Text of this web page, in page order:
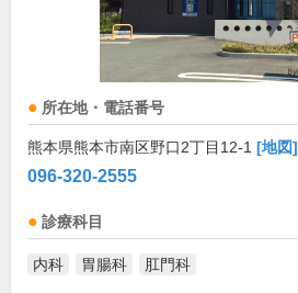
所在地・電話番号
熊本県熊本市南区野口2丁目12-1 [地図]
096-320-2555
診療科目
内科 胃腸科 肛門科